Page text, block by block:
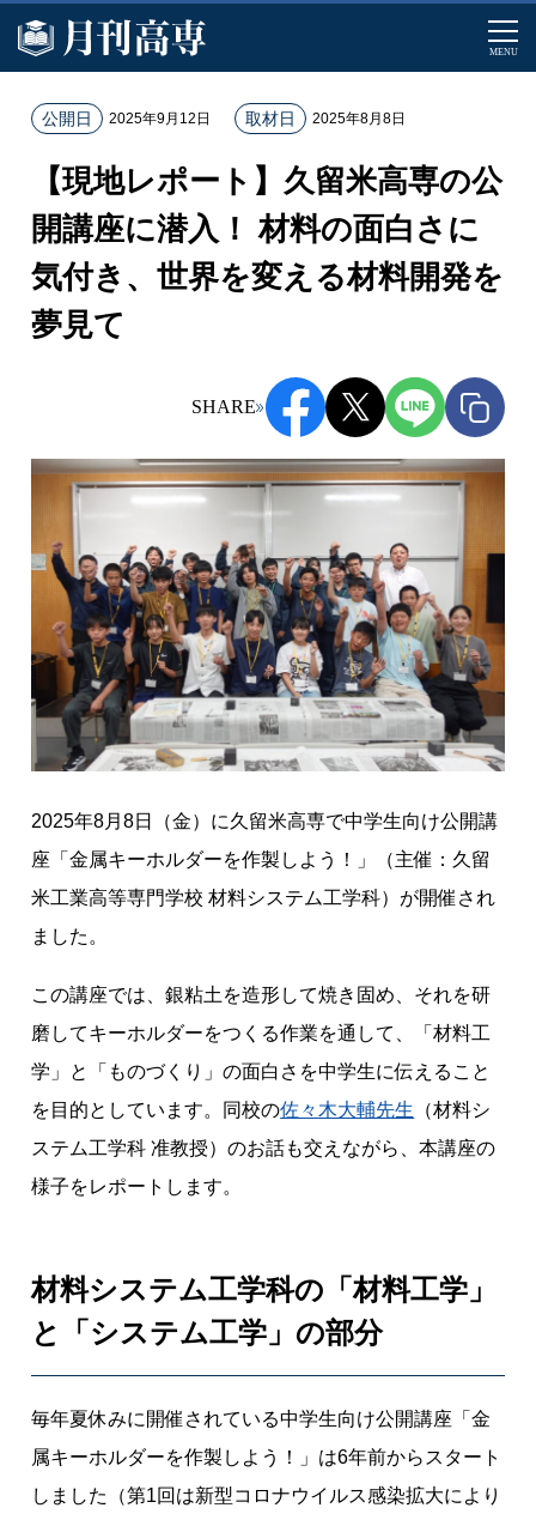
MENU
ホ
記
事
一
覧
【
ポ
】
久
米
専
の
公
講
座
に
潜
！
の
面
白
さ
き
、
を
変
え
【現地レポート】久留米高専の公
開講座に潜入！ 材料の面白さに
気付き、世界を変える材料開発を
夢見て
SHARE
公開日 2025年9月12日 取材日 2025年8月8日
2025年8月8日（金）に久留米高専で中学生向け公開講
座「金属キーホルダーを作製しよう！」（主催：久留
米工業高等専門学校 材料システム工学科）が開催され
ました。
この講座では、銀粘土を造形して焼き固め、それを研
磨してキーホルダーをつくる作業を通して、「材料工
学」と「ものづくり」の面白さを中学生に伝えること
を目的としています。同校の佐々木大輔先生 （材料シ
ステム工学科 准教授）のお話も交えながら、本講座の
様子をレポートします。
材料システム工学科の「材料工学」
と「システム工学」の部分
毎年夏休みに開催されている中学生向け公開講座「金
属キーホルダーを作製しよう！」は6年前からスタート
しました（第1回は新型コロナウイルス感染拡大により